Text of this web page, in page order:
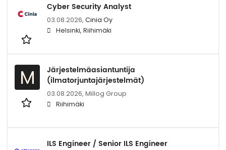
Cyber Security Analyst
03.08.2026, Cinia Oy
Helsinki, Riihimäki
M
Järjestelmäasiantuntija
(ilmatorjuntajärjestelmät)
03.08.2026, Millog Group
Riihimäki
ILS Engineer / Senior ILS Engineer